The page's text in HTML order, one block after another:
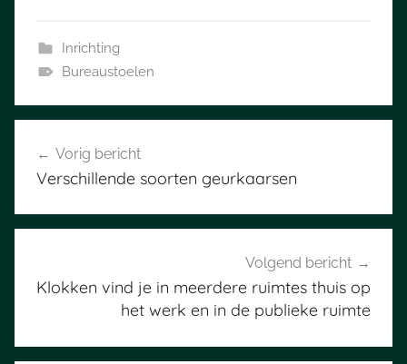
Inrichting
Bureaustoelen
navigatie
Vorig bericht
Verschillende soorten geurkaarsen
Volgend bericht
Klokken vind je in meerdere ruimtes thuis op
het werk en in de publieke ruimte